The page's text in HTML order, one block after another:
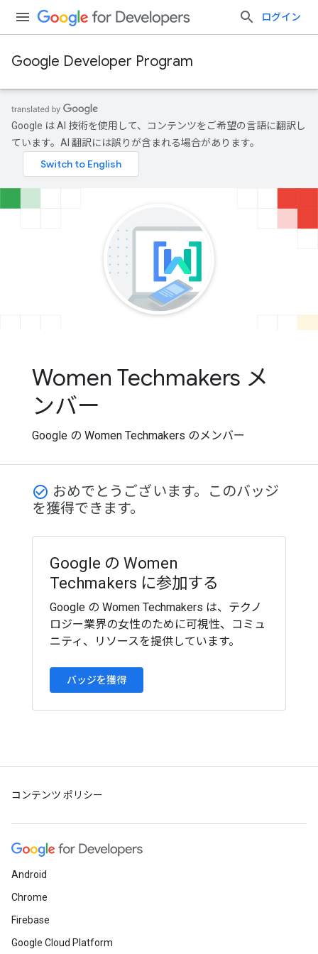
ログイン
Google Developer Program
Google は AI 技術を使用して、コンテンツをご希望の言語に翻訳し
ています。AI 翻訳には誤りが含まれる場合があります。
Women Techmakers メ
ンバー
Google の Women Techmakers のメンバー
check_circle_outline おめでとうございます。このバッジ
を獲得できます。
Google の Women
Techmakers に参加する
Google の Women Techmakers は、テクノ
ロジー業界の女性のために可視性、コミュ
ニティ、リソースを提供しています。
バッジを獲得
コンテンツ ポリシー
Android
Chrome
Firebase
Google Cloud Platform